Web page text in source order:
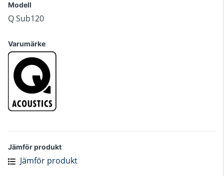
Modell
Q Sub120
Varumärke
Jämför produkt
Jämför produkt